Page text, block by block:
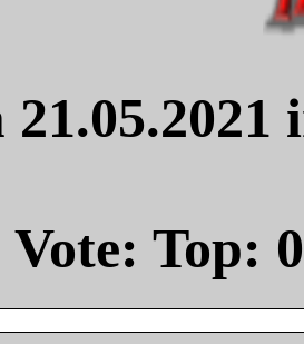
Vote: Top: 0